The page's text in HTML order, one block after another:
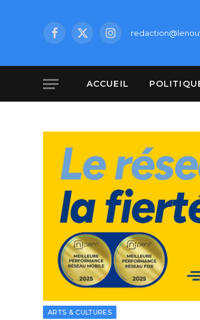
Facebook
X
Instagram
ACCUEIL
ARTS & CULTURES